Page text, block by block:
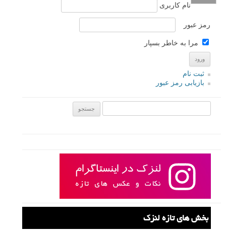
نام کاربری
رمز عبور
مرا به خاطر بسپار
ثبت نام
بازیابی رمز عبور
بخش های تازه لنزک